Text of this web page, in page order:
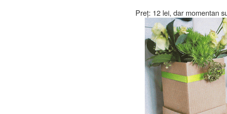
Preț: 12 lei, dar momentan